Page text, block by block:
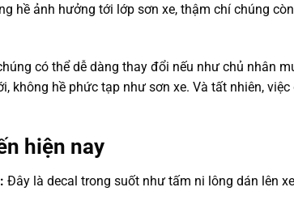
hề ảnh hưởng tới lớp sơn xe, thậm chí chúng
có thể dễ dàng thay đổi nếu như chủ nhân
không hề phức tạp như sơn xe. Và tất nhiên,
hiện nay
Đây là decal trong suốt như tấm ni lông dán lên